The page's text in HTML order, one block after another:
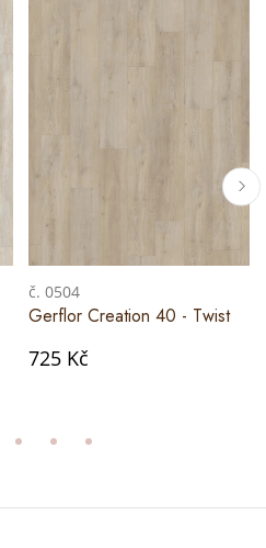
č. 0504
Gerflor Creation 40 - Twist
725 Kč